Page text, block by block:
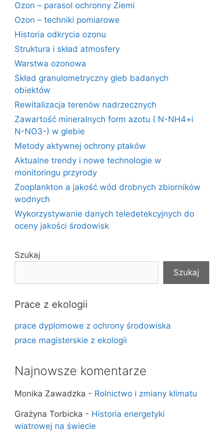
Ozon – parasol ochronny Ziemi
Ozon – techniki pomiarowe
Historia odkrycia ozonu
Struktura i skład atmosfery
Warstwa ozonowa
Skład granulometryczny gleb badanych
obiektów
Rewitalizacja terenów nadrzecznych
Zawartość mineralnych form azotu ( N-NH4+i
N-NO3-) w glebie
Metody aktywnej ochrony ptaków
Aktualne trendy i nowe technologie w
monitoringu przyrody
Zooplankton a jakość wód drobnych zbiorników
wodnych
Wykorzystywanie danych teledetekcyjnych do
oceny jakości środowisk
Szukaj
Szukaj
Prace z ekologii
prace dyplomowe z ochrony środowiska
prace magisterskie z ekologii
Najnowsze komentarze
Monika Zawadzka - Rolnictwo i zmiany klimatu
Grażyna Torbicka - Historia energetyki
wiatrowej na świecie